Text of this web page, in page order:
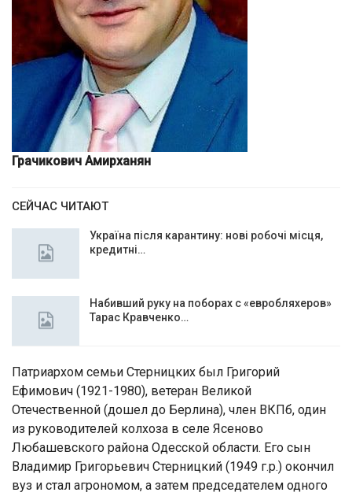
Грачикович Амирханян
СЕЙЧАС ЧИТАЮТ
Україна після карантину: нові робочі місця,
кредитні…
Набивший руку на поборах с «евробляхеров»
Тарас Кравченко…
Патриархом семьи Стерницких был Григорий
Ефимович (1921-1980), ветеран Великой
Отечественной (дошел до Берлина), член ВКПб, один
из руководителей колхоза в селе Ясеново
Любашевского района Одесской области. Его сын
Владимир Григорьевич Стерницкий (1949 г.р.) окончил
вуз и стал агрономом, а затем председателем одного